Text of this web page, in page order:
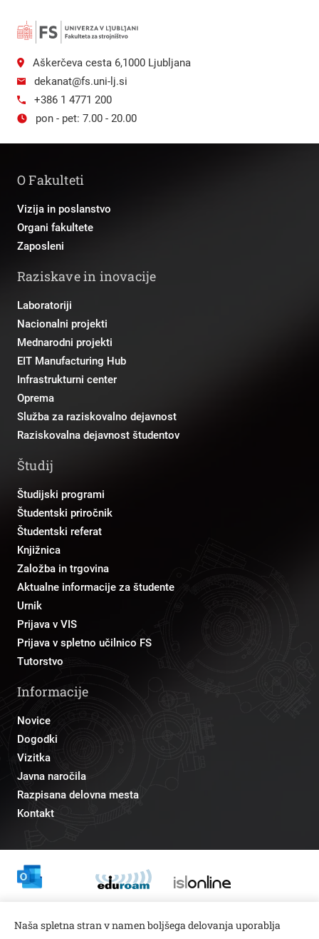
Aškerčeva cesta 6,1000 Ljubljana
dekanat@fs.uni-lj.si
+386 1 4771 200
pon - pet: 7.00 - 20.00
O Fakulteti
Vizija in poslanstvo
Organi fakultete
Zaposleni
Raziskave in inovacije
Laboratoriji
Nacionalni projekti
Mednarodni projekti
EIT Manufacturing Hub
Infrastrukturni center
Oprema
Služba za raziskovalno dejavnost
Raziskovalna dejavnost študentov
Študij
Študijski programi
Študentski priročnik
Študentski referat
Knjižnica
Založba in trgovina
Aktualne informacije za študente
Urnik
Prijava v VIS
Prijava v spletno učilnico FS
Tutorstvo
Informacije
Novice
Dogodki
Vizitka
Javna naročila
Razpisana delovna mesta
Kontakt
pr@fs.uni-lj.si
Naša spletna stran v namen boljšega delovanja uporablja